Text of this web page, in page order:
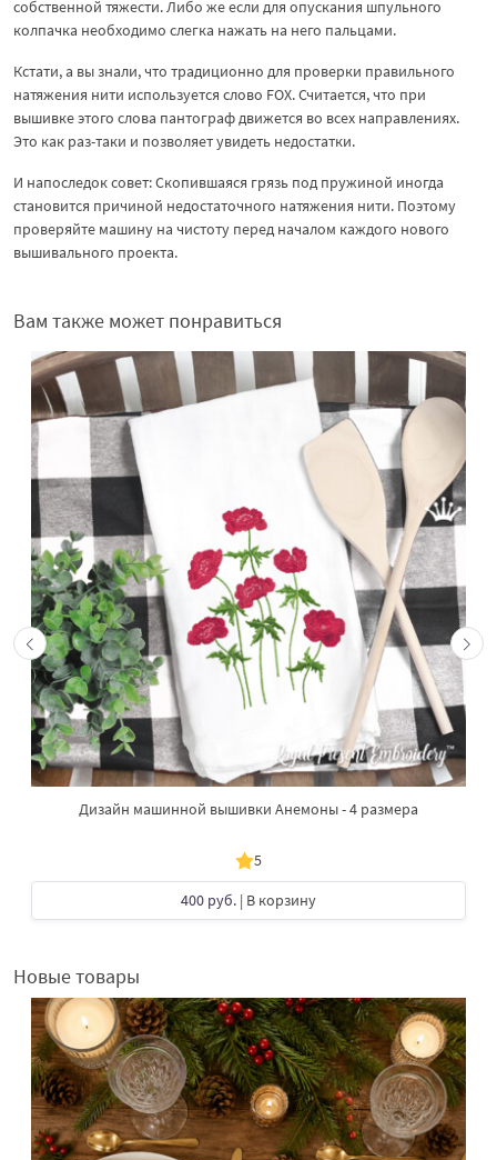
собственной тяжести. Либо же если для опускания шпульного
колпачка необходимо слегка нажать на него пальцами.
Кстати, а вы знали, что традиционно для проверки правильного
натяжения нити используется слово FOX. Считается, что при
вышивке этого слова пантограф движется во всех направлениях.
Это как раз-таки и позволяет увидеть недостатки.
И напоследок совет: Скопившаяся грязь под пружиной иногда
становится причиной недостаточного натяжения нити. Поэтому
проверяйте машину на чистоту перед началом каждого нового
вышивального проекта.
Вам также может понравиться
Дизайн машинной вышивки Анемоны - 4 размера
5
400 руб. | В корзину
Новые товары